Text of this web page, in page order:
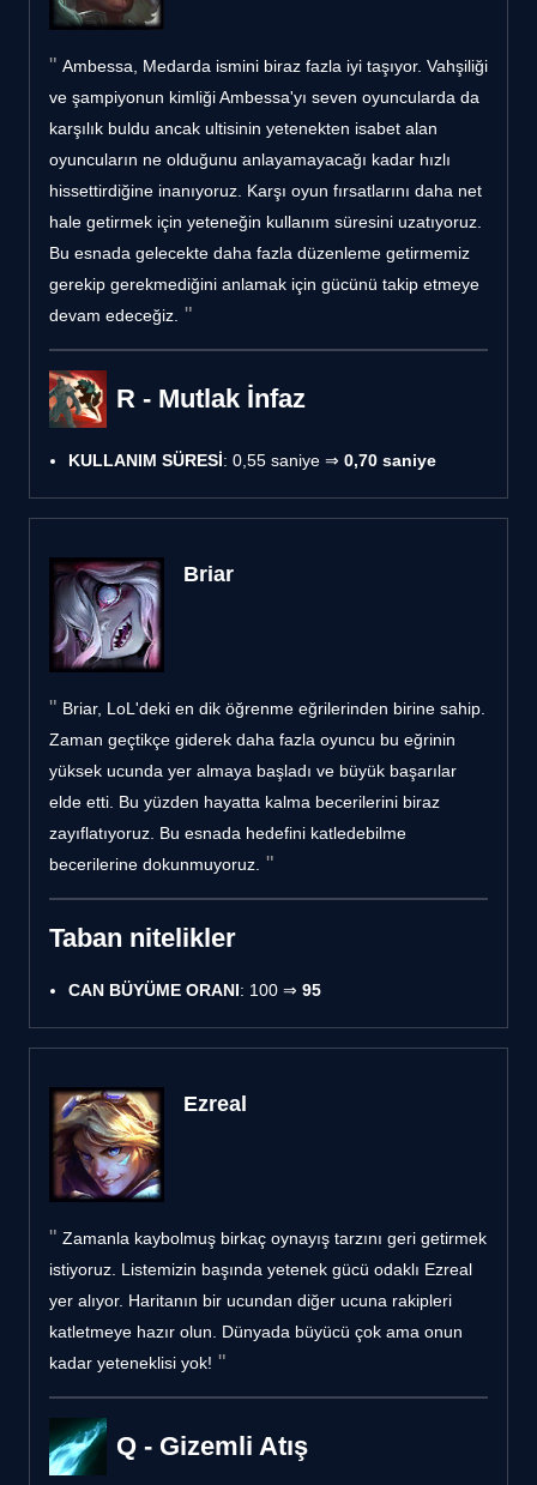
Ambessa, Medarda ismini biraz fazla iyi taşıyor. Vahşiliği
ve şampiyonun kimliği Ambessa'yı seven oyuncularda da
karşılık buldu ancak ultisinin yetenekten isabet alan
oyuncuların ne olduğunu anlayamayacağı kadar hızlı
hissettirdiğine inanıyoruz. Karşı oyun fırsatlarını daha net
hale getirmek için yeteneğin kullanım süresini uzatıyoruz.
Bu esnada gelecekte daha fazla düzenleme getirmemiz
gerekip gerekmediğini anlamak için gücünü takip etmeye
devam edeceğiz.
R - Mutlak İnfaz
KULLANIM SÜRESİ: 0,55 saniye ⇒ 0,70 saniye
Briar
Briar, LoL'deki en dik öğrenme eğrilerinden birine sahip.
Zaman geçtikçe giderek daha fazla oyuncu bu eğrinin
yüksek ucunda yer almaya başladı ve büyük başarılar
elde etti. Bu yüzden hayatta kalma becerilerini biraz
zayıflatıyoruz. Bu esnada hedefini katledebilme
becerilerine dokunmuyoruz.
Taban nitelikler
CAN BÜYÜME ORANI: 100 ⇒ 95
Ezreal
Zamanla kaybolmuş birkaç oynayış tarzını geri getirmek
istiyoruz. Listemizin başında yetenek gücü odaklı Ezreal
yer alıyor. Haritanın bir ucundan diğer ucuna rakipleri
katletmeye hazır olun. Dünyada büyücü çok ama onun
kadar yeteneklisi yok!
Q - Gizemli Atış